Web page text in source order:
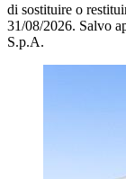
di sostituire o
31/08/2026. Salvo
S.p.A.